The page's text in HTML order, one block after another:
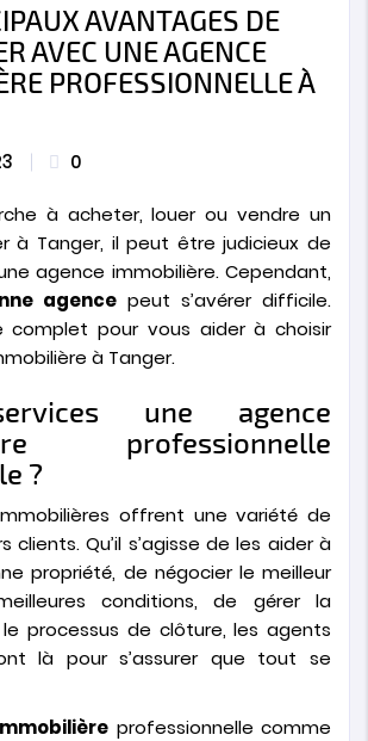
AVANTAGES DE
AVEC UNE AGENCE
PROFESSIONNELLE À
0
à acheter, louer ou vendre un
à Tanger, il peut être judicieux de
agence immobilière. Cependant,
agence peut s’avérer difficile.
complet pour vous aider à choisir
à Tanger.
une agence
professionnelle
?
offrent une variété de
clients. Qu’il s’agisse de les aider à
propriété, de négocier le meilleur
conditions, de gérer la
processus de clôture, les agents
là pour s’assurer que tout se
professionnelle comme